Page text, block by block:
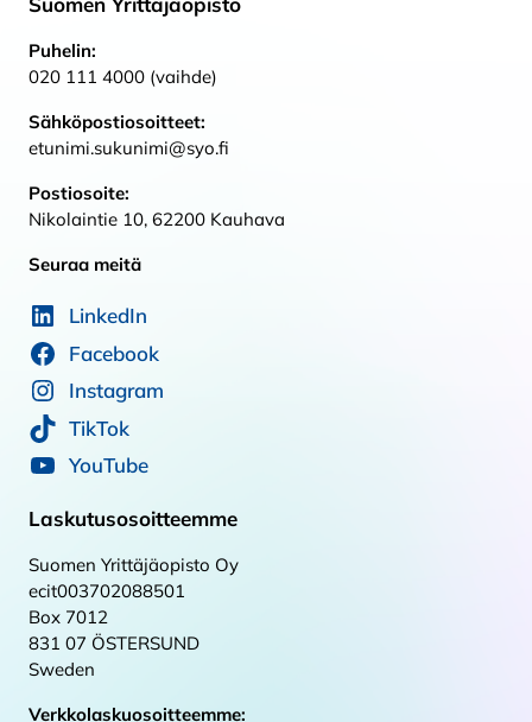
Puhelin:
020 111 4000 (vaihde)
Sähköpostiosoitteet:
etunimi.sukunimi@syo.fi
Postiosoite:
Nikolaintie 10, 62200 Kauhava
Seuraa meitä
LinkedIn
Facebook
Instagram
TikTok
YouTube
Laskutusosoitteemme
Suomen Yrittäjäopisto Oy
ecit003702088501
Box 7012
831 07 ÖSTERSUND
Sweden
Verkkolaskuosoitteemme: